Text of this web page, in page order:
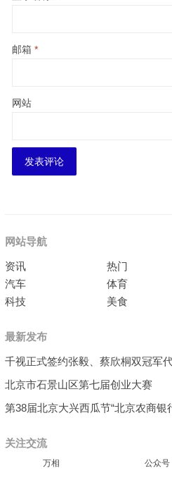
邮箱 *
网站
网站导航
资讯 热门
汽车
体育
科技
美食
最新发布
千视正式签约张毅、蔡欣桐双冠军
北京市石景山区第七届创业大赛
第38届北京大兴西瓜节“北京农商银
关注交流
万相 公众号